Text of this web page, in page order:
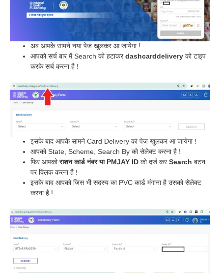
अब आपके सामने नया पेज खुलकर आ जायेगा !
आपको सर्च बार में Search को हटाकरdashcarddelivery को टाइप
करके सर्च करना है !
इसके बाद आपके सामने Card Delivery का पेज खुलकर आ जायेगा !
आपको State, Scheme, Search By को सेलेक्ट करना है !
फिर आपकोराशन कार्ड नंबर या PMJAY ID को दर्ज करSearch बटन
पर क्लिक करना है !
इसके बाद आपको जिस भी सदस्य का PVC कार्ड मंगाना है उसको सेलेक्ट
करना है !